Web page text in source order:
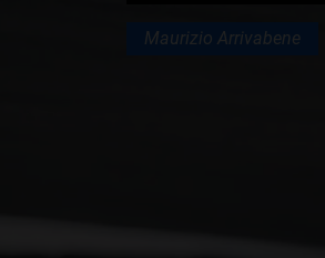
Maurizio Arrivabene